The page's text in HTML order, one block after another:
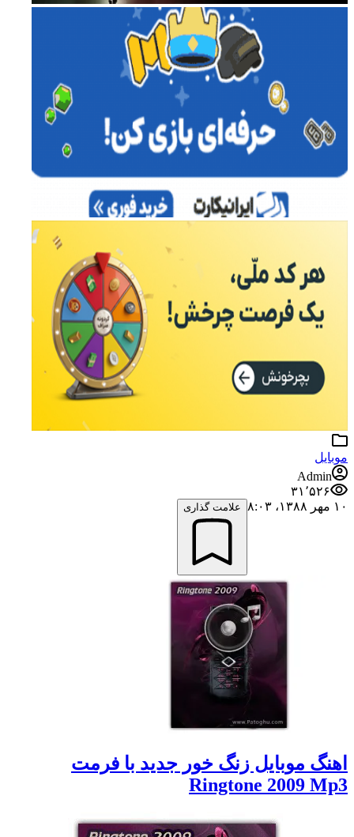
موبایل
Admin
۳۱٬۵۲۶
۱۰ مهر ۱۳۸۸،‏ ۸:۰۳
علامت گذاری
اهنگ موبايل زنگ خور جديد با فرمت
Ringtone 2009 Mp3